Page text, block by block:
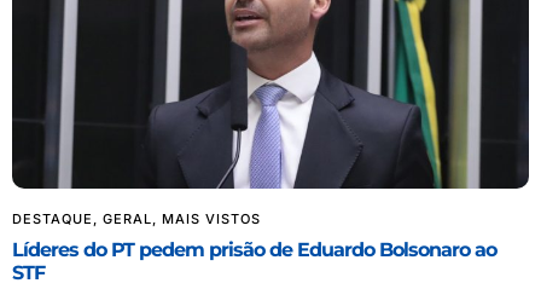
DESTAQUE , GERAL, MAIS VISTOS
Líderes do PT pedem prisão de Eduardo Bolsonaro ao
STF